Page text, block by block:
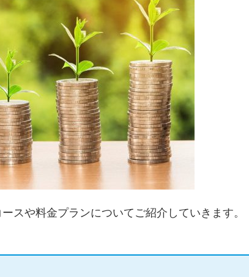
スや料金プランについてご紹介していきます。